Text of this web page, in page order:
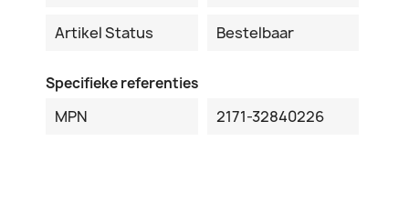
Artikel Status Bestelbaar
Specifieke referenties
MPN 2171-32840226